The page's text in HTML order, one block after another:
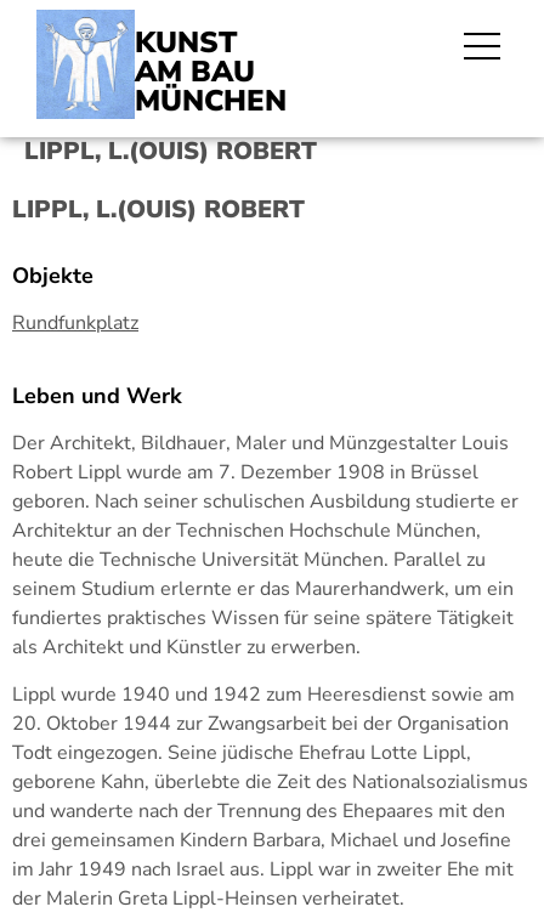
KUNST
AM BAU
MÜNCHEN
LIPPL, L.(OUIS) ROBERT
LIPPL, L.(OUIS) ROBERT
Objekte
Rundfunkplatz
Leben und Werk
Der Architekt, Bildhauer, Maler und Münzgestalter Louis
Robert Lippl wurde am 7. Dezember 1908 in Brüssel
geboren. Nach seiner schulischen Ausbildung studierte er
Architektur an der Technischen Hochschule München,
heute die Technische Universität München. Parallel zu
seinem Studium erlernte er das Maurerhandwerk, um ein
fundiertes praktisches Wissen für seine spätere Tätigkeit
als Architekt und Künstler zu erwerben.
Lippl wurde 1940 und 1942 zum Heeresdienst sowie am
20. Oktober 1944 zur Zwangsarbeit bei der Organisation
Todt eingezogen. Seine jüdische Ehefrau Lotte Lippl,
geborene Kahn, überlebte die Zeit des Nationalsozialismus
und wanderte nach der Trennung des Ehepaares mit den
drei gemeinsamen Kindern Barbara, Michael und Josefine
im Jahr 1949 nach Israel aus. Lippl war in zweiter Ehe mit
der Malerin Greta Lippl-Heinsen verheiratet.